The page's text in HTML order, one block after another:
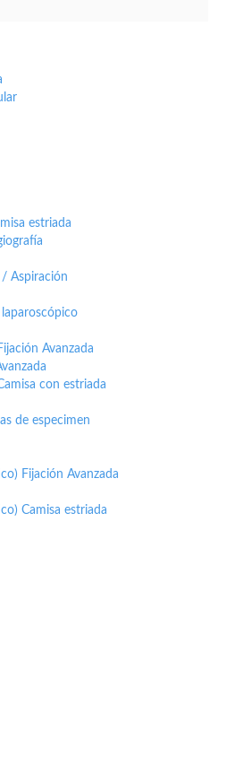
estriada
Aspiración
laparoscópico
Avanzada
con estriada
de especimen
Fijación Avanzada
Camisa estriada